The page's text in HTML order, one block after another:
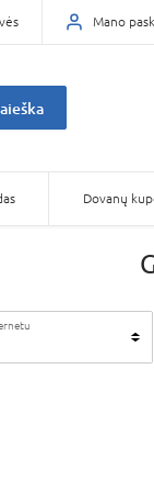
Mano
Dovanų